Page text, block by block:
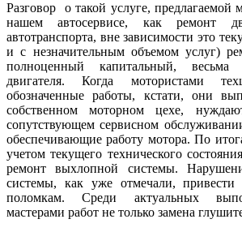
Разговор о такой услуге,
нашем автосервисе, как ремонт
автотранспорта, вне зависимости это
и с незначительным объемом услуг)
полноценный капитальный, весьма
двигателя. Когда мотористами
обозначенные работы, кстати, они
собственном моторном цехе,
сопутствующем сервисном
обеспечивающие работу мотора. По
учетом текущего технического
ремонт выхлопной системы.
системы, как уже отмечали,
поломкам. Среди актуальных
мастерами работ не только замена